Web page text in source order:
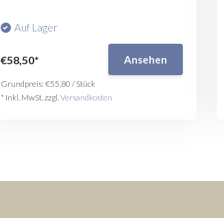
Auf Lager
€58,50* Ansehen
Grundpreis: €55,80 / Stück
* Inkl. MwSt. zzgl.Versandkosten